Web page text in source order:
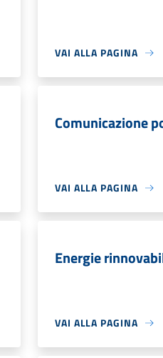
VAI ALLA PAGINA
Comunicazione
VAI ALLA PAGINA
Energie
VAI ALLA PAGINA